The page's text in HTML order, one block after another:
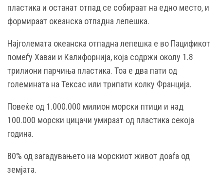
пластика и останат отпад се собираат на едно место, и
формираат океанска отпадна лепешка.
Најголемата океанска отпадна лепешка е во Пацификот
помеѓу Хаваи и Калифорнија, која содржи околу 1.8
трилиони парчиња пластика. Тоа е два пати од
големината на Тексас или трипати колку Франција.
Повеќе од 1.000.000 милион морски птици и над
100.000 морски цицачи умираат од пластика секоја
година.
80% од загадувањето на морскиот живот доаѓа од
земјата.